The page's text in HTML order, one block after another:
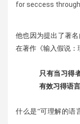
for seccess
他也因为提出了著
在著作《输入假说：
只有当习得
有效习得语言
什么是“可理解的语